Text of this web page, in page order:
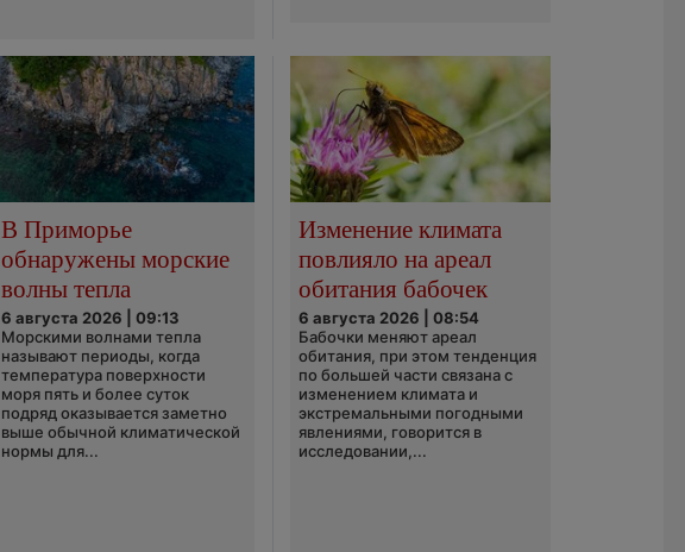
В Приморье
обнаружены морские
волны тепла
6 августа 2026 | 09:13
Морскими волнами тепла
называют периоды, когда
температура поверхности
моря пять и более суток
подряд оказывается заметно
выше обычной климатической
нормы для...
Изменение климата
повлияло на ареал
обитания бабочек
6 августа 2026 | 08:54
Бабочки меняют ареал
обитания, при этом тенденция
по большей части связана с
изменением климата и
экстремальными погодными
явлениями, говорится в
исследовании,...